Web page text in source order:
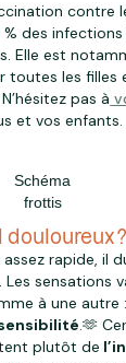
contre
des infections
Elle est
toutes les filles
pas à
et vos enfants.
Schéma
frottis
douloureux ?
rapide, il
sensations
à une autre :
.🫶
plutôt de